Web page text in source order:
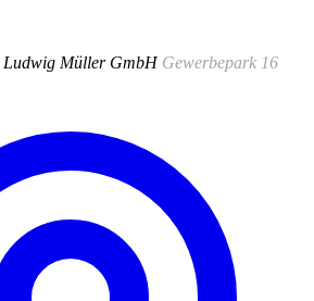
Ludwig Müller GmbH Gewerbepark 16